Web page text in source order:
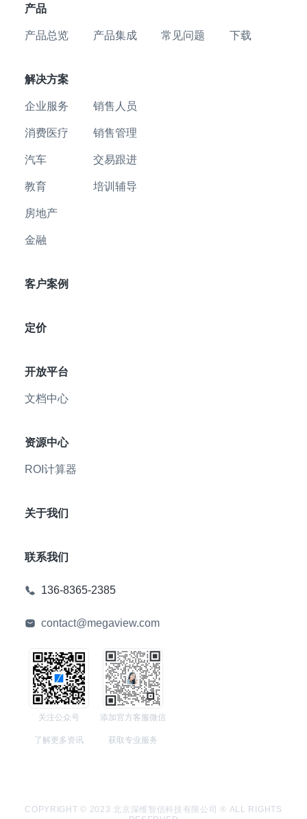
产品
产品总览 产品集成 常见问题 下载
解决方案
企业服务
消费医疗
汽车
教育
房地产
金融
销售人员
销售管理
交易跟进
培训辅导
客户案例
定价
开放平台
文档中心
资源中心
ROI计算器
关于我们
联系我们
136-8365-2385
contact@megaview.com
关注公众号
了解更多资讯
添加官方客服微信
获取专业服务
COPYRIGHT © 2023 北京深维智信科技有限公司 ® ALL RIGHTS